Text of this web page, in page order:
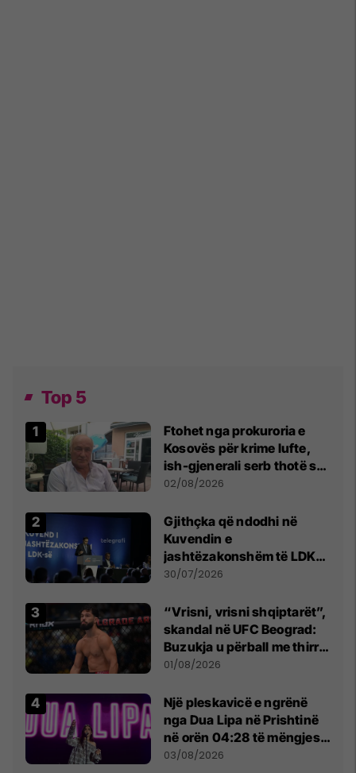
Top 5
Ftohet nga prokuroria e
Kosovës për krime lufte,
ish-gjenerali serb thotë se
dikush e tradhtoi në
02/08/2026
Gjithçka që ndodhi në
Kuvendin e
jashtëzakonshëm të LDK-
së
30/07/2026
“Vrisni, vrisni shqiptarët”,
skandal në UFC Beograd:
Buzukja u përball me thirrje
anti-shqiptare nga
01/08/2026
Një pleskavicë e ngrënë
nga Dua Lipa në Prishtinë
në orën 04:28 të mëngjesit
- dhe bota digjitale serbe
03/08/2026